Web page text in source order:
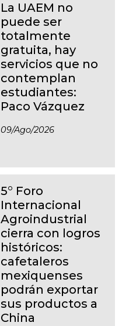
La UAEM no
puede ser
totalmente
gratuita, hay
servicios que no
contemplan
estudiantes:
Paco Vázquez
09/ago/2026
5° Foro
Internacional
Agroindustrial
cierra con logros
históricos:
cafetaleros
mexiquenses
podrán exportar
sus productos a
China